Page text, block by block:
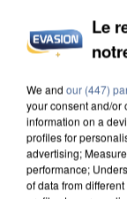
UNE
COULÉE DE
Le
We and our (447)
your consent and/or
information on a
profiles for
advertising;
performance;
of data from